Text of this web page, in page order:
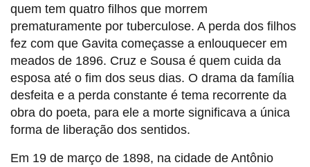
quem tem quatro filhos que morrem
prematuramente por tuberculose. A perda dos filhos
fez com que Gavita começasse a enlouquecer em
meados de 1896. Cruz e Sousa é quem cuida da
esposa até o fim dos seus dias. O drama da família
desfeita e a perda constante é tema recorrente da
obra do poeta, para ele a morte significava a única
forma de liberação dos sentidos.
Em 19 de março de 1898, na cidade de Antônio